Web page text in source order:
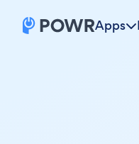
Apps